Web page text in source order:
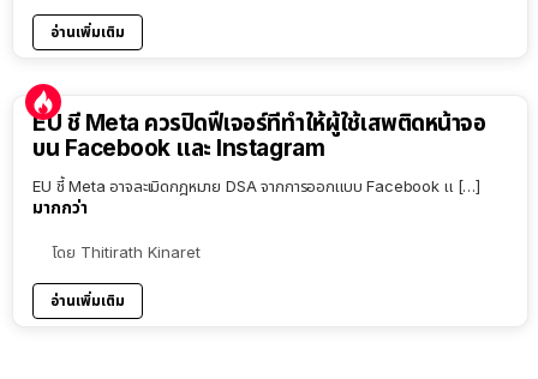
อ่านเพิ่มเติม
EU ชี้ Meta ควรปิดฟีเจอร์ที่ทำให้ผู้ใช้เสพติดหน้าจอ
บน Facebook และ Instagram
EU ชี้ Meta อาจละเมิดกฎหมาย DSA จากการออกแบบ Facebook แ […]
มากกว่า
โดย Thitirath Kinaret
อ่านเพิ่มเติม